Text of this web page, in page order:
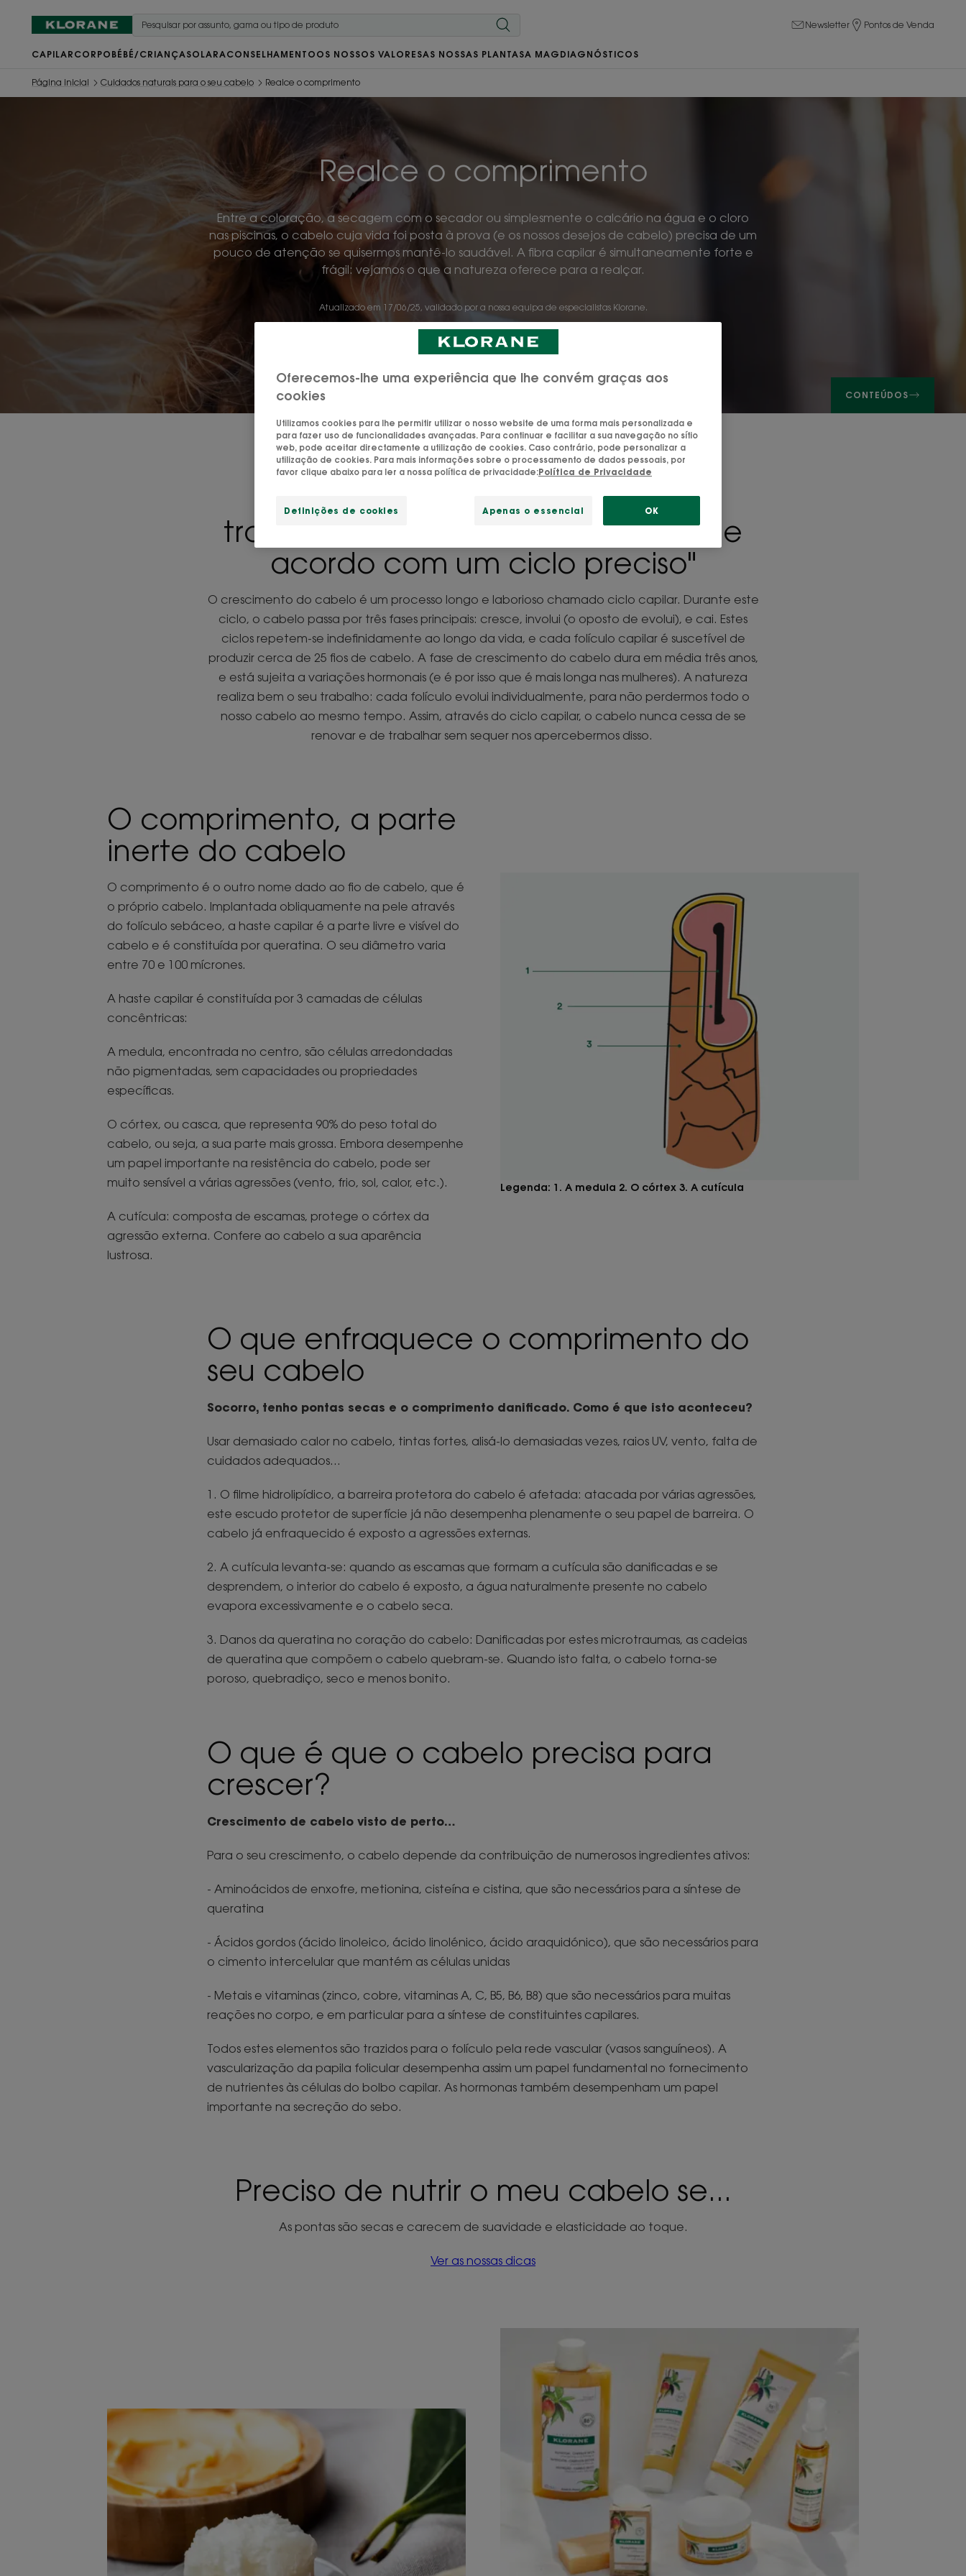
Newsletter Pontos de Venda
CAPILAR CORPO BÉBÉ/CRIANÇA SOLARACONSELHAMENTO OS NOSSOS VALORESAS NOSSAS PLANTASA MAG DIAGNÓSTICOS
Página inicial Cuidados naturais para o seu cabelo Realce o comprimento
Realce o comprimento
Entre a coloração, a secagem com o secador ou simplesmente o calcário na água e o cloro
nas piscinas, o cabelo cuja vida foi posta à prova (e os nossos desejos de cabelo) precisa de um
pouco de atenção se quisermos mantê-lo saudável. A fibra capilar é simultaneamente forte e
frágil: vejamos o que a natureza oferece para a realçar.
Atualizado em 17/06/25, validado por a nossa equipa de especialistas Klorane.
Cuidados naturais para o seu cabelo
CONTEÚDOS
"A natureza realiza bem o seu
trabalho: cada cabelo renova-se de
acordo com um ciclo preciso"
O crescimento do cabelo é um processo longo e laborioso chamado ciclo capilar. Durante este
ciclo, o cabelo passa por três fases principais: cresce, involui (o oposto de evolui), e cai. Estes
ciclos repetem-se indefinidamente ao longo da vida, e cada folículo capilar é suscetível de
produzir cerca de 25 fios de cabelo. A fase de crescimento do cabelo dura em média três anos,
e está sujeita a variações hormonais (e é por isso que é mais longa nas mulheres). A natureza
realiza bem o seu trabalho: cada folículo evolui individualmente, para não perdermos todo o
nosso cabelo ao mesmo tempo. Assim, através do ciclo capilar, o cabelo nunca cessa de se
renovar e de trabalhar sem sequer nos apercebermos disso.
O comprimento, a parte
inerte do cabelo
O comprimento é o outro nome dado ao fio de cabelo, que é
o próprio cabelo. Implantada obliquamente na pele através
do folículo sebáceo, a haste capilar é a parte livre e visível do
cabelo e é constituída por queratina. O seu diâmetro varia
entre 70 e 100 mícrones.
A haste capilar é constituída por 3 camadas de células
concêntricas:
A medula, encontrada no centro, são células arredondadas
não pigmentadas, sem capacidades ou propriedades
específicas.
O córtex, ou casca, que representa 90% do peso total do
cabelo, ou seja, a sua parte mais grossa. Embora desempenhe
um papel importante na resistência do cabelo, pode ser
muito sensível a várias agressões (vento, frio, sol, calor, etc.).
A cutícula: composta de escamas, protege o córtex da
agressão externa. Confere ao cabelo a sua aparência
lustrosa.
Legenda: 1. A medula 2. O córtex 3. A cutícula
O que enfraquece o comprimento do
seu cabelo
Socorro, tenho pontas secas e o comprimento danificado. Como é que isto aconteceu?
Usar demasiado calor no cabelo, tintas fortes, alisá-lo demasiadas vezes, raios UV, vento, falta de
cuidados adequados...
1. O filme hidrolipídico, a barreira protetora do cabelo é afetada: atacada por várias agressões,
este escudo protetor de superfície já não desempenha plenamente o seu papel de barreira. O
cabelo já enfraquecido é exposto a agressões externas.
2. A cutícula levanta-se: quando as escamas que formam a cutícula são danificadas e se
desprendem, o interior do cabelo é exposto, a água naturalmente presente no cabelo
evapora excessivamente e o cabelo seca.
3. Danos da queratina no coração do cabelo: Danificadas por estes microtraumas, as cadeias
de queratina que compõem o cabelo quebram-se. Quando isto falta, o cabelo torna-se
poroso, quebradiço, seco e menos bonito.
O que é que o cabelo precisa para
crescer?
Crescimento de cabelo visto de perto…
Para o seu crescimento, o cabelo depende da contribuição de numerosos ingredientes ativos:
- Aminoácidos de enxofre, metionina, cisteína e cistina, que são necessários para a síntese de
queratina
- Ácidos gordos (ácido linoleico, ácido linolénico, ácido araquidónico), que são necessários para
o cimento intercelular que mantém as células unidas
- Metais e vitaminas (zinco, cobre, vitaminas A, C, B5, B6, B8) que são necessários para muitas
reações no corpo, e em particular para a síntese de constituintes capilares.
Todos estes elementos são trazidos para o folículo pela rede vascular (vasos sanguíneos). A
vascularização da papila folicular desempenha assim um papel fundamental no fornecimento
de nutrientes às células do bolbo capilar. As hormonas também desempenham um papel
importante na secreção do sebo.
Preciso de nutrir o meu cabelo se...
As pontas são secas e carecem de suavidade e elasticidade ao toque.
Ver as nossas dicas
Oferecemos-lhe uma experiência que lhe convém graças aos
cookies
Utilizamos cookies para lhe permitir utilizar o nosso website de uma forma mais personalizada e
para fazer uso de funcionalidades avançadas. Para continuar e facilitar a sua navegação no sítio
web, pode aceitar directamente a utilização de cookies. Caso contrário, pode personalizar a
utilização de cookies. Para mais informações sobre o processamento de dados pessoais, por
favor clique abaixo para ler a nossa política de privacidade:Política de Privacidade
Definições de cookies Apenas o essencial OK